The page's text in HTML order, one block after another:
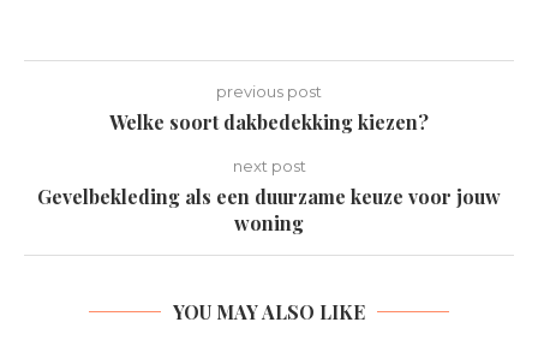
previous post
Welke soort dakbedekking kiezen?
next post
Gevelbekleding als een duurzame keuze voor jouw
woning
YOU MAY ALSO LIKE